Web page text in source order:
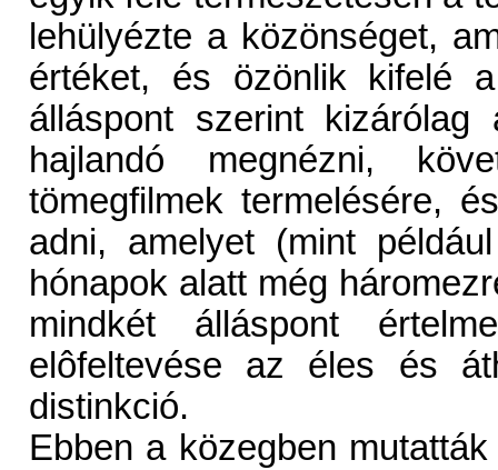
lehülyézte a közönséget,
értéket, és özönlik kifelé
álláspont szerint
hajlandó megnézni,
tömegfilmek termelésére,
adni, amelyet (mint
hónapok alatt még
mindkét álláspont
elôfeltevése az éles és
distinkció.
Ebben a közegben